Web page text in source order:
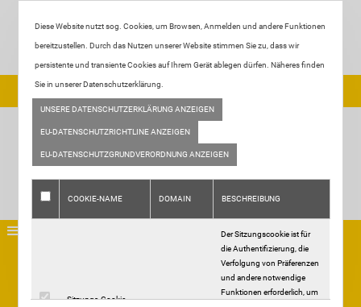
Tel:+49 2933 - 2887| Email:
Leistungen
Diese Website nutzt sog. Cookies, um Browsen, Anmelden und andere Funktionen
bereitzustellen. Durch das Nutzen unserer Website stimmen Sie zu, dass wir
persistente und transiente Cookies auf Ihrem Gerät ablegen dürfen. Näheres finden
Sie in unserer Datenschutzerklärung.
UNSERE DATENSCHUTZERKLÄRUNG ANZEIGEN
EU-DATENSCHUTZRICHTLINE ANZEIGEN
EU-DATENSCHUTZGRUNDVERORDNUNG ANZEIGEN
COOKIE-NAME DOMAIN BESCHREIBUNG
Sitzungs-Cookie .
Der Sitzungscookie ist für
die Authentifizierung, die
Verfolgung von Präferenzen
und andere notwendige
Funktionen erforderlich, um